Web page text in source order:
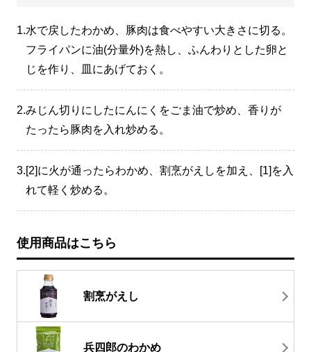
1.水で戻したわかめ、豚肉は食べやすい大きさに切る。
フライパンに油(分量外)を熱し、ふんわりとした卵と
じを作り、皿にあげておく。
2.みじん切りにしたにんにくをごま油で炒め、香りが
たったら豚肉を入れ炒める。
3.[2]に火が通ったらわかめ、割烹がえしを加え、[1]を入
れて軽く炒める。
使用商品はこちら
割烹がえし
兵四郎のわかめ